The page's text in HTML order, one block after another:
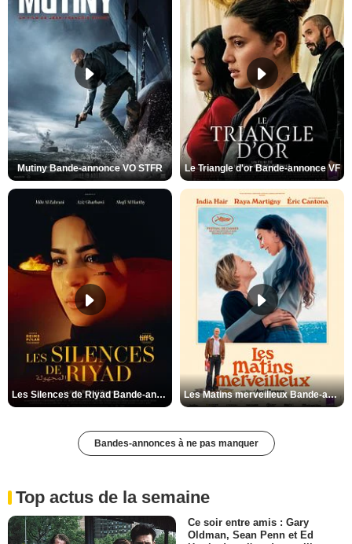
Mutiny Bande-annonce VO STFR Le Triangle d'or Bande-annonce VF
Les Silences de Riyad Bande-annonce VO STFR Les Matins merveilleux Bande-annonce VF
Bandes-annonces à ne pas manquer
Top actus de la semaine
Ce soir entre amis : Gary
Oldman, Sean Penn et Ed